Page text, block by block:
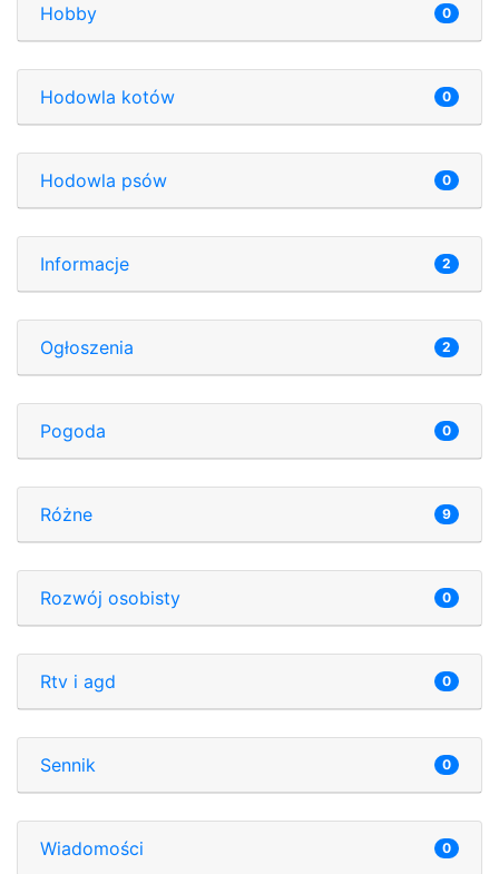
Hobby 0
Hodowla kotów 0
Hodowla psów 0
Informacje 2
Ogłoszenia 2
Pogoda 0
Różne 9
Rozwój osobisty 0
Rtv i agd 0
Sennik 0
Wiadomości 0